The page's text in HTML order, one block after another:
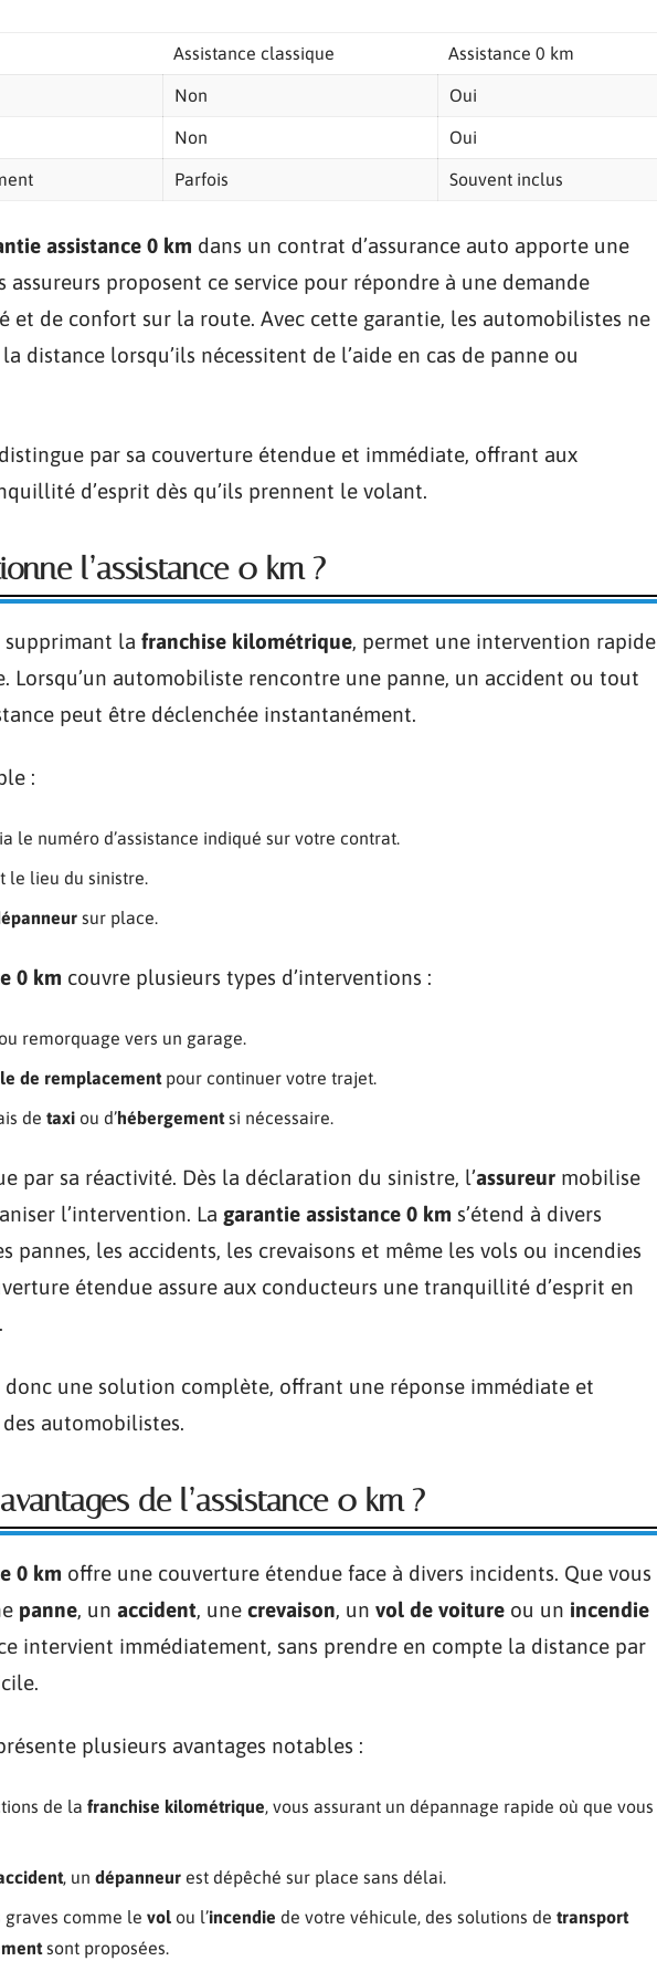
Assistance classique Assistance 0 km
Non Oui
Non Oui
Parfois Souvent inclus
assistance 0 km dans un contrat d’assurance auto apporte une
assureurs proposent ce service pour répondre à une demande
et de confort sur la route. Avec cette garantie, les automobilistes ne
distance lorsqu’ils nécessitent de l’aide en cas de panne ou
distingue par sa couverture étendue et immédiate, offrant aux
d’esprit dès qu’ils prennent le volant.
l’assistance 0 km ?
supprimant la franchise kilométrique, permet une intervention rapide
Lorsqu’un automobiliste rencontre une panne, un accident ou tout
peut être déclenchée instantanément.
:
le numéro d’assistance indiqué sur votre contrat.
le lieu du sinistre.
sur place.
0 km couvre plusieurs types d’interventions :
remorquage vers un garage.
de remplacementpour continuer votre trajet.
de taxi ou d’hébergementsi nécessaire.
par sa réactivité. Dès la déclaration du sinistre, l’assureur mobilise
l’intervention. La garantie assistance 0 km s’étend à divers
pannes, les accidents, les crevaisons et même les vols ou incendies
étendue assure aux conducteurs une tranquillité d’esprit en
donc une solution complète, offrant une réponse immédiate et
automobilistes.
de l’assistance 0 km ?
0 km offre une couverture étendue face à divers incidents. Que vous
panne, un accident, une crevaison, un vol de voiture ou un incendie
intervient immédiatement, sans prendre en compte la distance par
plusieurs avantages notables :
de la franchise kilométrique, vous assurant un dépannage rapide où que vous
, un dépanneur est dépêché sur place sans délai.
graves comme le vol ou l’incendie de votre véhicule, des solutions de transport
sont proposées.